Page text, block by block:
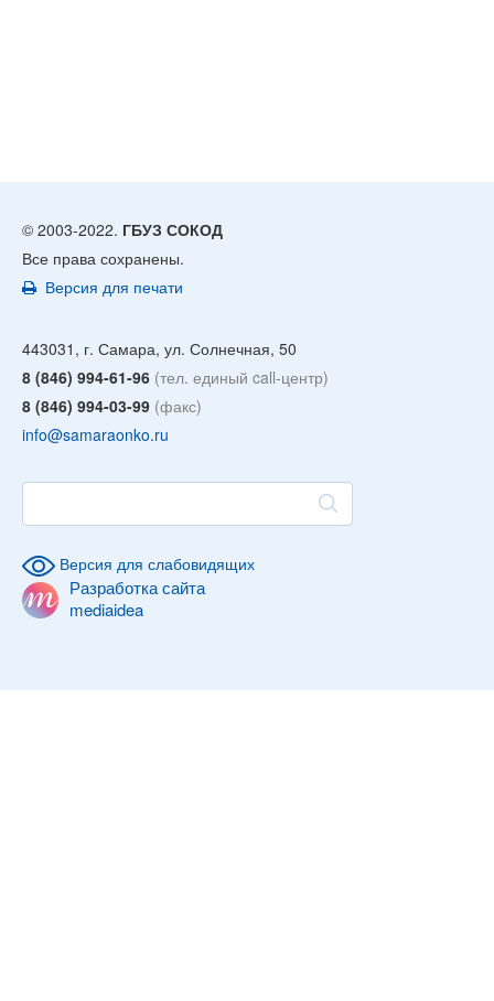
© 2003-2022. ГБУЗ СОКОД
Все права сохранены.
Версия для печати
443031, г. Самара, ул. Солнечная, 50
8 (846) 994-61-96 (тел. единый call-центр)
8 (846) 994-03-99 (факс)
info@samaraonko.ru
Версия для слабовидящих
Разработка сайта
mediaidea